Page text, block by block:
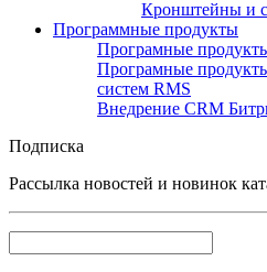
Кронштейны и
Программные продукты
Програмные
Програмные
систем RMS
Внедрение CRM
Подписка
Рассылка новостей и новинок